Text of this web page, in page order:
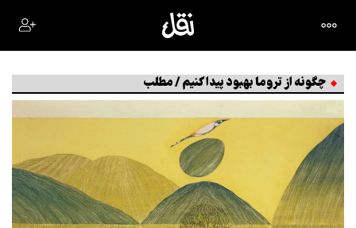
چگونه از تروما بهبود پیدا کنیم / مطلب